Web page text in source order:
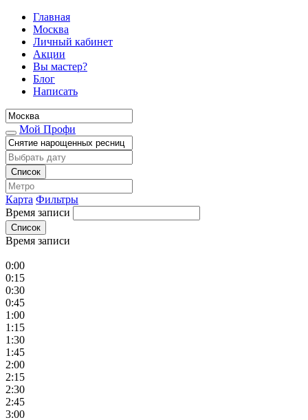
Главная
Москва
Личный кабинет
Акции
Вы мастер?
Блог
Написать
Мой Профи
Список
Карта Фильтры
Время записи
Список
Время записи
0:00
0:15
0:30
0:45
1:00
1:15
1:30
1:45
2:00
2:15
2:30
2:45
3:00